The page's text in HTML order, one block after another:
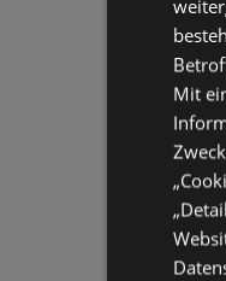
Mit